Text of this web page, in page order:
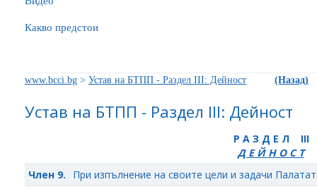
Какво предстои
www.bcci.bg > Устав на БТПП - Раздел III: Дейност (Назад)
Устав на БТПП - Раздел III: Дейност
Р А З Д Е Л III
Д Е Й Н О С Т
Член 9.
При изпълнение на своите цели и задачи